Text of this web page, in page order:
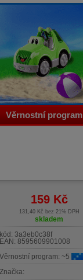
Věrnostní program
159 Kč
131,40 Kč bez 21% DPH
skladem
kód: 3a3eb0c38f
EAN: 8595609901008
Věrnostní program: ~5
Značka: